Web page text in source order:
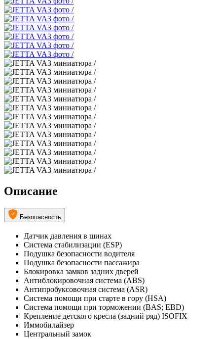
Описание
Безопасность
Датчик давления в шинах
Система стабилизации (ESP)
Подушка безопасности водителя
Подушка безопасности пассажира
Блокировка замков задних дверей
Антиблокировочная система (ABS)
Антипробуксовочная система (ASR)
Система помощи при старте в гору (HSA)
Система помощи при торможении (BAS; EBD)
Крепление детского кресла (задний ряд) ISOFIX
Иммобилайзер
Центральный замок